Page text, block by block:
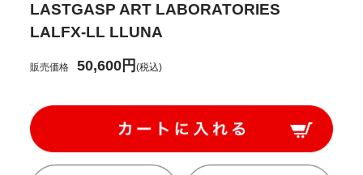
LASTGASP ART LABORATORIES
LALFX-LL LLUNA
販売価格 50,600円(税込)